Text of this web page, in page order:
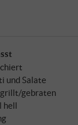
und Salate
gebraten
hell